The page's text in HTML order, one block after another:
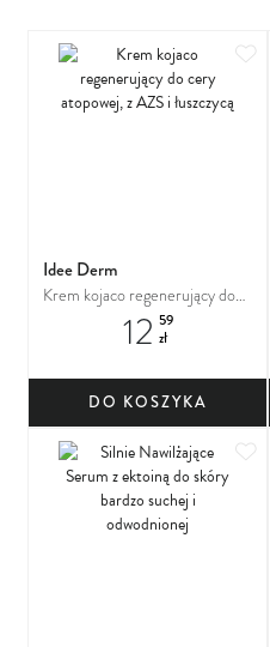
Idee Derm
Krem kojaco regenerujący do
cery atopowej, z AZS i łuszczycą
12 59
zł
DO KOSZYKA